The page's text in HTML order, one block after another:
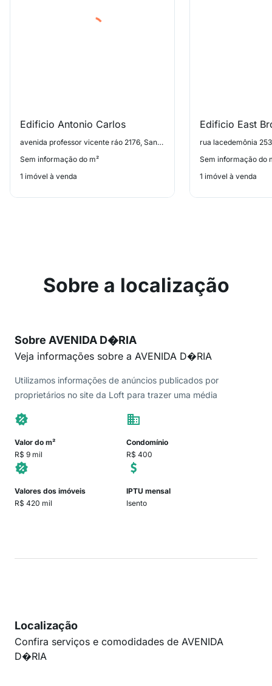
Edificio Antonio Carlos
avenida professor vicente ráo 2176, Santo Amaro
Sem informação do m²
1 imóvel à venda
Edificio East
rua lacedemônia
Sem informação do
1 imóvel à venda
Sobre a localização
Sobre AVENIDA D�RIA
Veja informações sobre a AVENIDA D�RIA
Utilizamos informações de anúncios publicados por
proprietários no site da Loft para trazer uma média
Valor do m²
R$ 9 mil
Condomínio
R$ 400
Valores dos imóveis
R$ 420 mil
IPTU mensal
Isento
Localização
Confira serviços e comodidades de AVENIDA
D�RIA